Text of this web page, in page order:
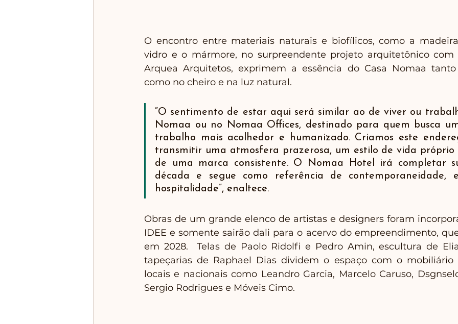
O encontro entre materiais naturais e biofílicos, como a
vidro e o mármore, no surpreendente projeto arquitetônico com
Arquea Arquitetos, exprimem a essência do Casa Nomaa
como no cheiro e na luz natural.
“O sentimento de estar aqui será similar ao de viver ou
Nomaa ou no Nomaa Offices, destinado para quem busca
trabalho mais acolhedor e humanizado. Criamos este
transmitir uma atmosfera prazerosa, um estilo de vida próprio
de uma marca consistente. O Nomaa Hotel irá completar
década e segue como referência de contemporaneidade,
hospitalidade”, enaltece.
Obras de um grande elenco de artistas e designers foram
IDEE e somente sairão dali para o acervo do empreendimento,
em 2028.  Telas de Paolo Ridolfi e Pedro Amin, escultura de
tapeçarias de Raphael Dias dividem o espaço com o mobiliário
locais e nacionais como Leandro Garcia, Marcelo Caruso,
Sergio Rodrigues e Móveis Cimo.